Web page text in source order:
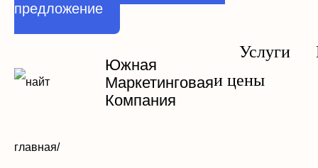
предложение
Южная
Маркетинговая
Компания
Услуги
и цены
главная/